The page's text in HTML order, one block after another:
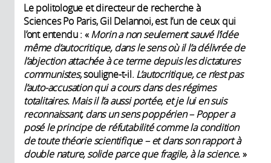
Le politologue et directeur de recherche à
Sciences Po Paris, Gil Delannoi, est l’un de ceux qui
l’ont entendu : «Morin a non seulement sauvé l’idée
même d’autocritique, dans le sens où il l’a délivrée de
l’abjection attachée à ce terme depuis les dictatures
communistes,souligne-t-il. L’autocritique, ce n’est pas
l’auto-accusation qui a cours dans des régimes
totalitaires. Mais il l’a aussi portée, et je lui en suis
reconnaissant, dans un sens poppérien – Popper a
posé le principe de réfutabilité comme la condition
de toute théorie scientifique – et dans son rapport à
double nature, solide parce que fragile, à la science.»